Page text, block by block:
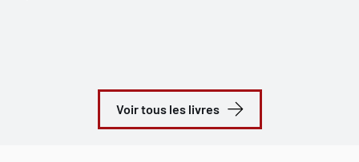
Voir tous les livres